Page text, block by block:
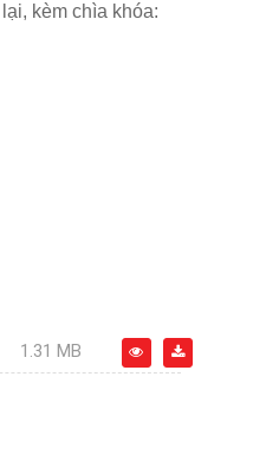
kèm chìa khóa:
1.31 MB